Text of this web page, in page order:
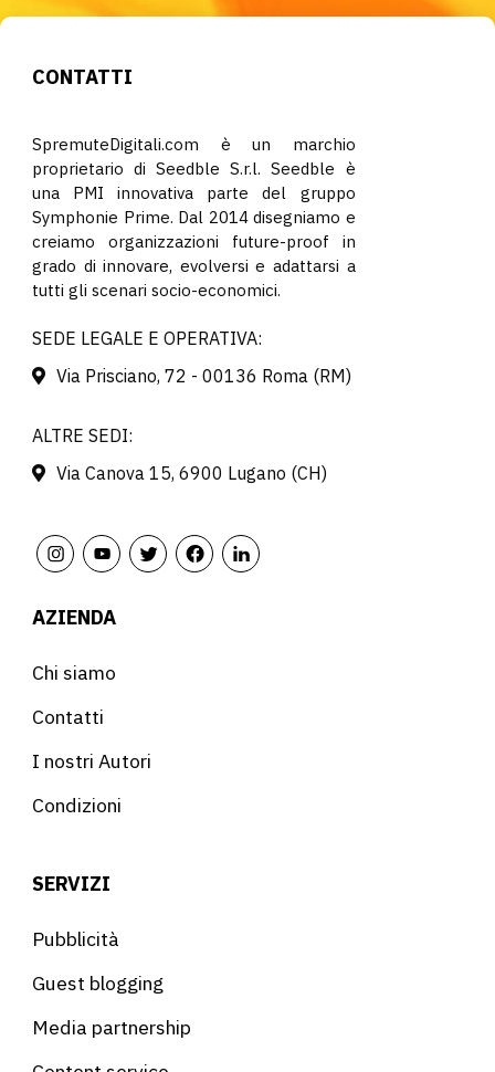
CONTATTI
SpremuteDigitali.com è un marchio
proprietario di Seedble S.r.l. Seedble è
una PMI innovativa parte del gruppo
Symphonie Prime. Dal 2014 disegniamo e
creiamo organizzazioni future-proof in
grado di innovare, evolversi e adattarsi a
tutti gli scenari socio-economici.
SEDE LEGALE E OPERATIVA:
Via Prisciano, 72 - 00136 Roma (RM)
ALTRE SEDI:
Via Canova 15, 6900 Lugano (CH)
AZIENDA
Chi siamo
Contatti
I nostri Autori
Condizioni
SERVIZI
Pubblicità
Guest blogging
Media partnership